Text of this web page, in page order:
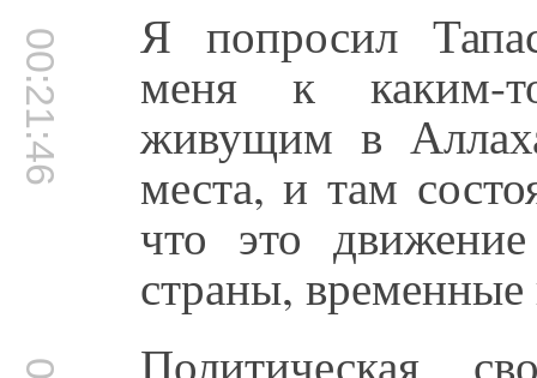
00:21:46 Я попросил
меня к каким-
живущим в
места, и там
что это
страны,
Политическая